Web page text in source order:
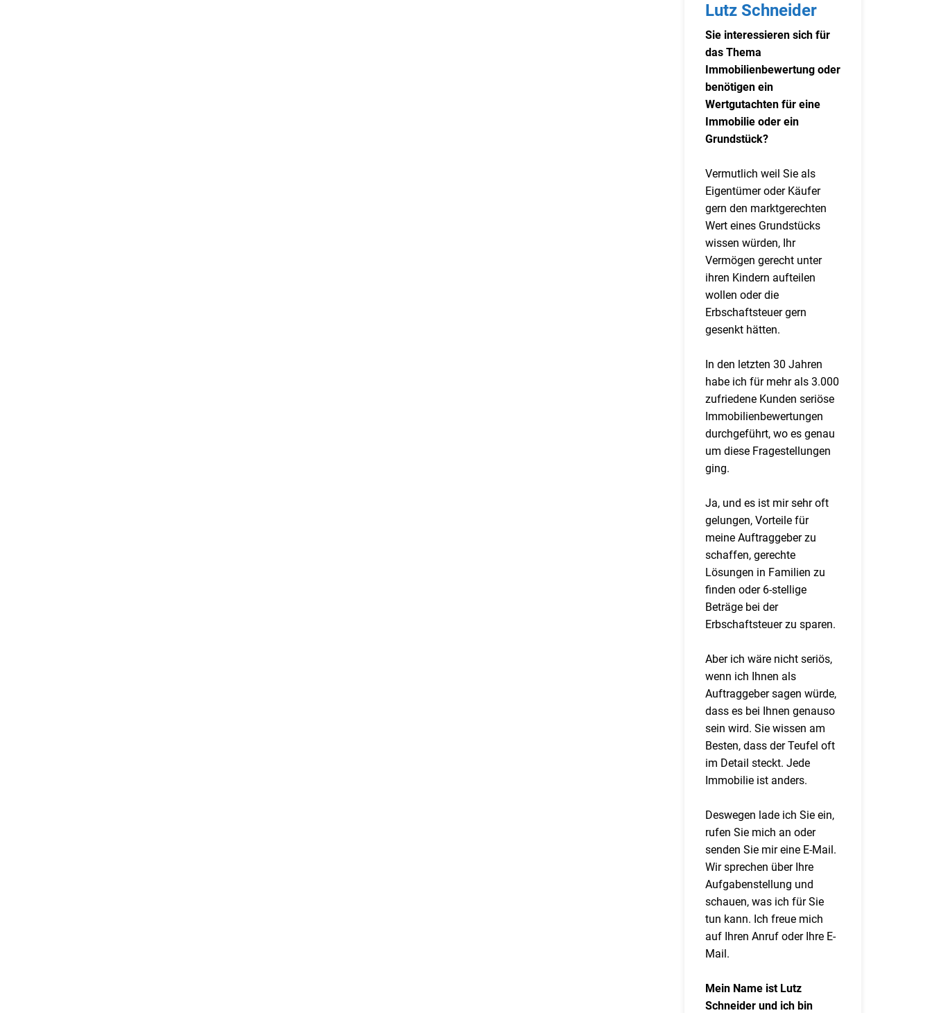
Lutz Schneider
Sie interessieren sich für
das Thema
Immobilienbewertung oder
benötigen ein
Wertgutachten für eine
Immobilie oder ein
Grundstück?
Vermutlich weil Sie als
Eigentümer oder Käufer
gern den marktgerechten
Wert eines Grundstücks
wissen würden, Ihr
Vermögen gerecht unter
ihren Kindern aufteilen
wollen oder die
Erbschaftsteuer gern
gesenkt hätten.
In den letzten 30 Jahren
habe ich für mehr als 3.000
zufriedene Kunden seriöse
Immobilienbewertungen
durchgeführt, wo es genau
um diese Fragestellungen
ging.
Ja, und es ist mir sehr oft
gelungen, Vorteile für
meine Auftraggeber zu
schaffen, gerechte
Lösungen in Familien zu
finden oder 6-stellige
Beträge bei der
Erbschaftsteuer zu sparen.
Aber ich wäre nicht seriös,
wenn ich Ihnen als
Auftraggeber sagen würde,
dass es bei Ihnen genauso
sein wird. Sie wissen am
Besten, dass der Teufel oft
im Detail steckt. Jede
Immobilie ist anders.
Deswegen lade ich Sie ein,
rufen Sie mich an oder
senden Sie mir eine E-Mail.
Wir sprechen über Ihre
Aufgabenstellung und
schauen, was ich für Sie
tun kann. Ich freue mich
auf Ihren Anruf oder Ihre E-
Mail.
Mein Name ist Lutz
Schneider und ich bin